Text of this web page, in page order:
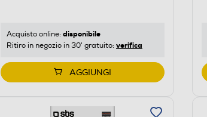
Acquisto online: disponibile
Ritiro in negozio in 30' gratuito: verifica
AGGIUNGI